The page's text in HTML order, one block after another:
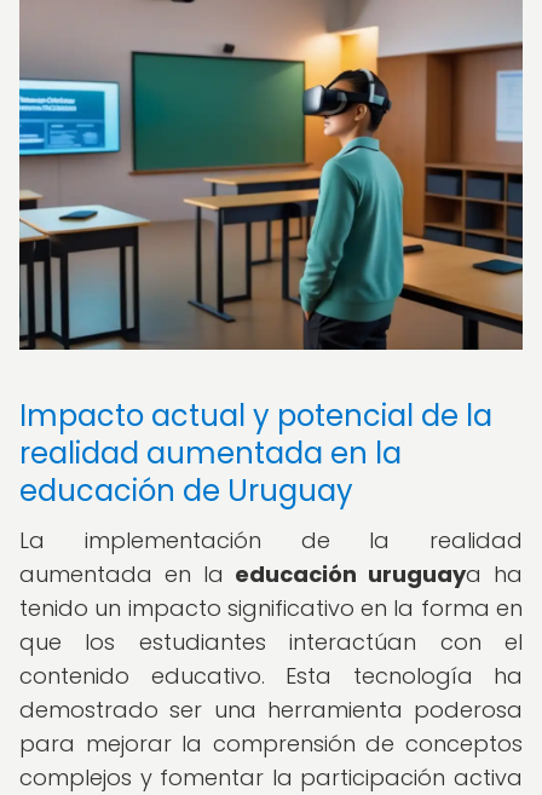
Impacto actual y potencial de la
realidad aumentada en la
educación de Uruguay
La implementación de la realidad
aumentada en la educación uruguaya ha
tenido un impacto significativo en la forma en
que los estudiantes interactúan con el
contenido educativo. Esta tecnología ha
demostrado ser una herramienta poderosa
para mejorar la comprensión de conceptos
complejos y fomentar la participación activa